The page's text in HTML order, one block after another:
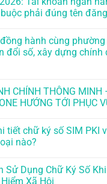
phải đúng tên
hành cùng
đổi số, xây dựng chính
CHÍNH THÔNG MINH
HƯỚNG TỚI PHỤC
tiết chữ ký số SIM PKI
nào?
Sử Dụng Chữ Ký Số
Xã Hội